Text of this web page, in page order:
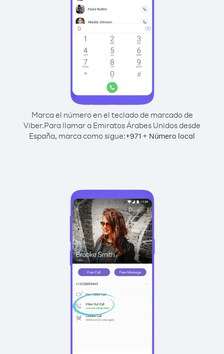
Marca el número en el teclado de marcado de
Viber.Para llamar a Emiratos Árabes Unidos desde
España, marca como sigue:+971 + Número local